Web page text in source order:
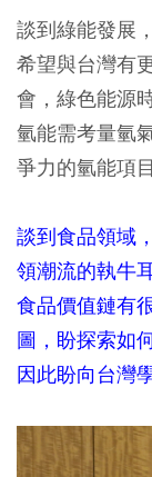
談到綠能發展
希望與台灣有
會，綠色能源
氫能需考量氫
爭力的氫能項
談到食品領域
領潮流的執牛
食品價值鏈有
圖，盼探索如
因此盼向台灣